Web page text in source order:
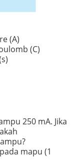
(A)
(C)
250 mA. Jika
mapu (1